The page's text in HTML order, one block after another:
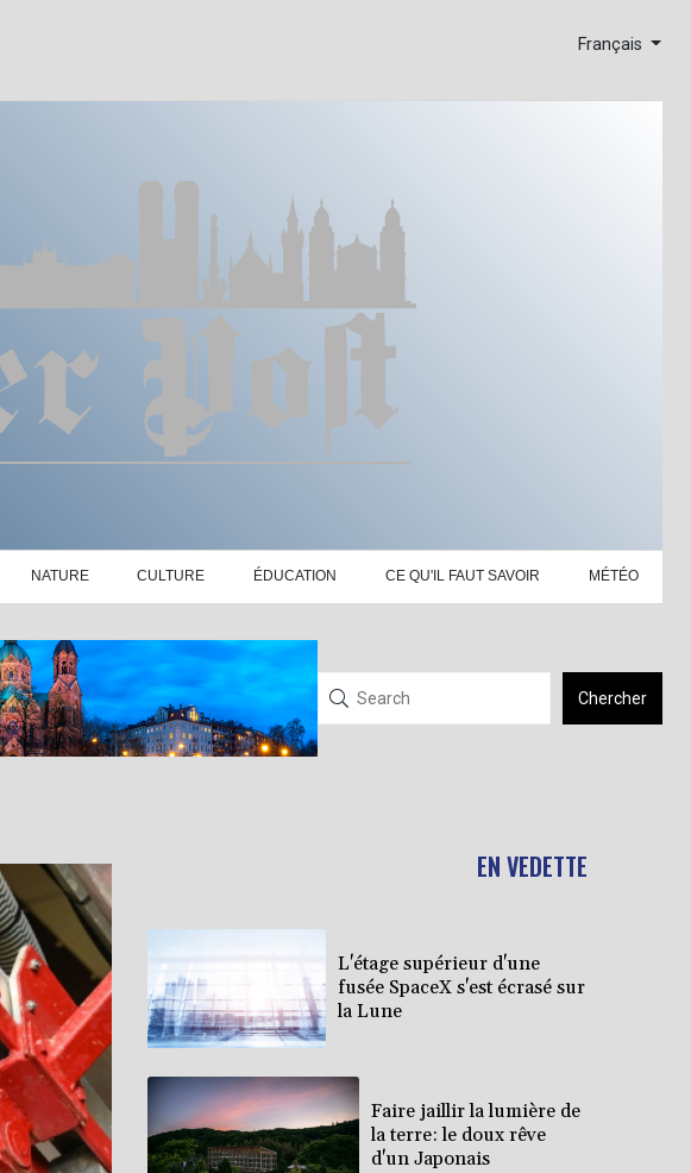
Français
NATURE CULTURE ÉDUCATION CE QU'IL FAUT SAVOIR MÉTÉO
Chercher
EN VEDETTE
L'étage supérieur d'une
fusée SpaceX s'est écrasé sur
la Lune
Faire jaillir la lumière de
la terre: le doux rêve
d'un Japonais